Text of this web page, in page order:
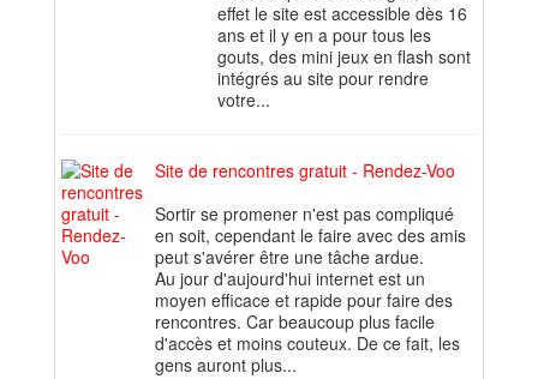
effet le site est accessible dès 16
ans et il y en a pour tous les
gouts, des mini jeux en flash sont
intégrés au site pour rendre
votre...
Site de rencontres gratuit - Rendez-Voo
Sortir se promener n'est pas compliqué
en soit, cependant le faire avec des amis
peut s'avérer être une tâche ardue.
Au jour d'aujourd'hui internet est un
moyen efficace et rapide pour faire des
rencontres. Car beaucoup plus facile
d'accès et moins couteux. De ce fait, les
gens auront plus...